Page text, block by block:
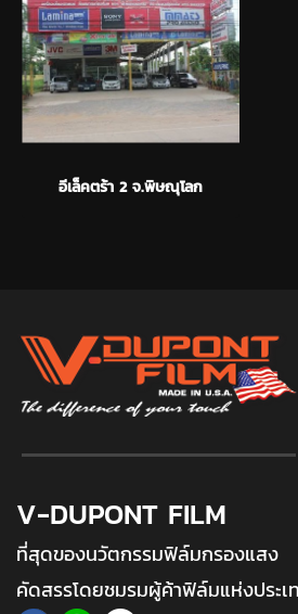
อีเล็คตร้า 2 จ.พิษณุโลก
V-DUPONT FILM
ที่สุดของนวัตกรรมฟิล์มกรองแสง
คัดสรรโดยชมรมผู้ค้าฟิล์มแห่งประเ